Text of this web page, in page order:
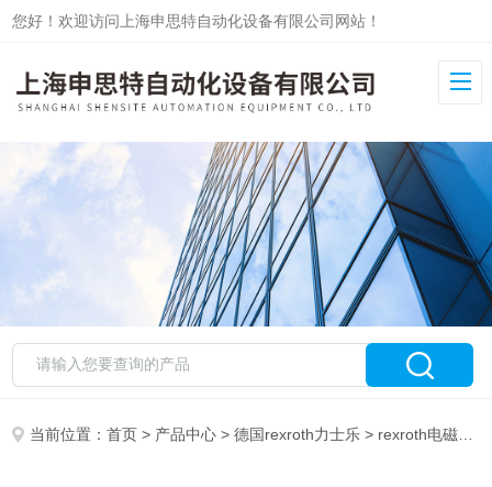
您好！欢迎访问上海申思特自动化设备有限公司网站！
当前位置：首页 > 产品中心 >德国rexroth力士乐 > rexroth电磁阀